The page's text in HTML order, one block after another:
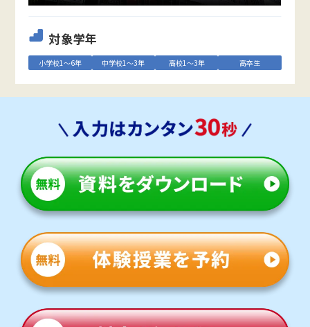
対象学年
小学校1～6年 中学校1～3年 高校1～3年 高卒生